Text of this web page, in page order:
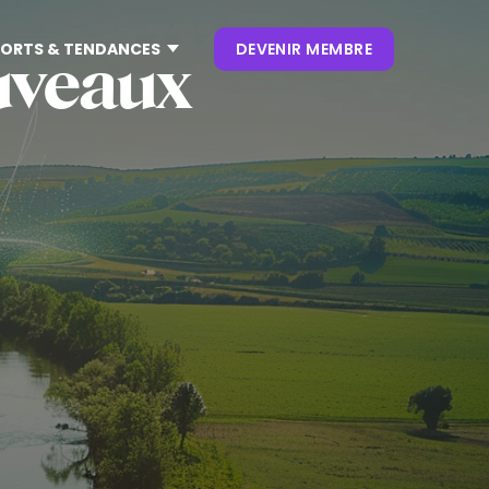
KEYNOTES
CES
NRF
VIVATECH
CLIENT
& TENDANCES
LIVRES BLANCS
OUVRAGES
NEWSLETTERS
HUB LANDSCAPE :
CARTOGRAPHIE DES
OUTILS IA GÉNÉRATIVE
DEVENIR MEMBRE